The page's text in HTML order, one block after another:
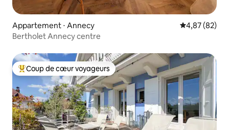
Appartement ⋅ Annecy Évaluation
4,87 (82)
Bertholet Annecy centre
Coups de cœur voyageurs les plus appréciés
Coup de cœur voyageurs